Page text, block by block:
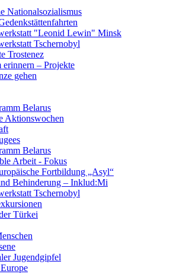
Nationalsozialismus
"Leonid Lewin" Minsk
Tschernobyl
Trostenez
erinnern – Projekte
gehen
Belarus
Aktionswochen
Belarus
Arbeit - Fokus
Fortbildung „Asyl“
Behinderung – Inklud:Mi
Tschernobyl
Türkei
Jugendgipfel